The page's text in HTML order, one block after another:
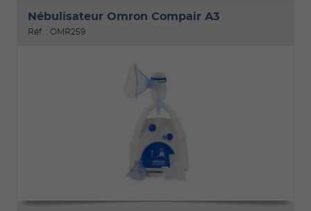
Nébulisateur Omron Compair A3
Réf. : OMR259